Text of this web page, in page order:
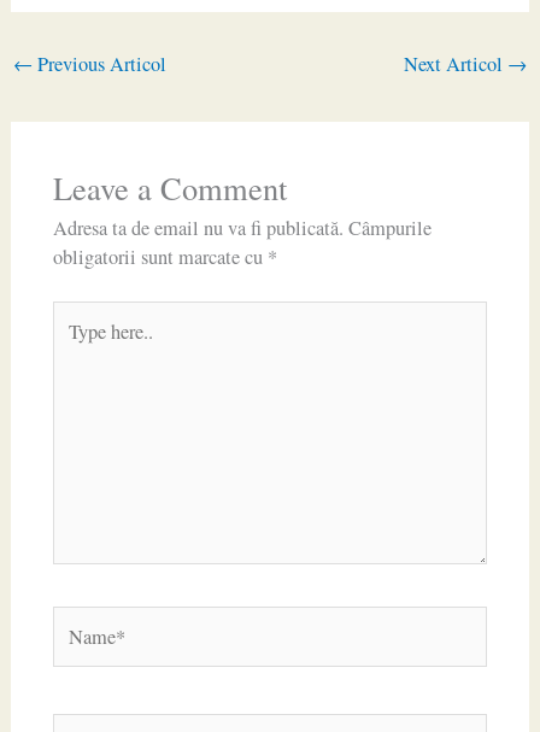
← Previous Articol Next Articol →
Leave a Comment
Adresa ta de email nu va fi publicată. Câmpurile
obligatorii sunt marcate cu *
here..